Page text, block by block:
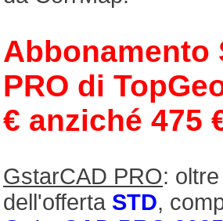
Abbonamento
PRO di
€ anziché 475
GstarCAD PRO:
dell'offerta STD,